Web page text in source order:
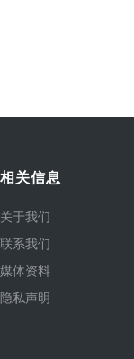
相关信息
关于我们
联系我们
媒体资料
隐私声明